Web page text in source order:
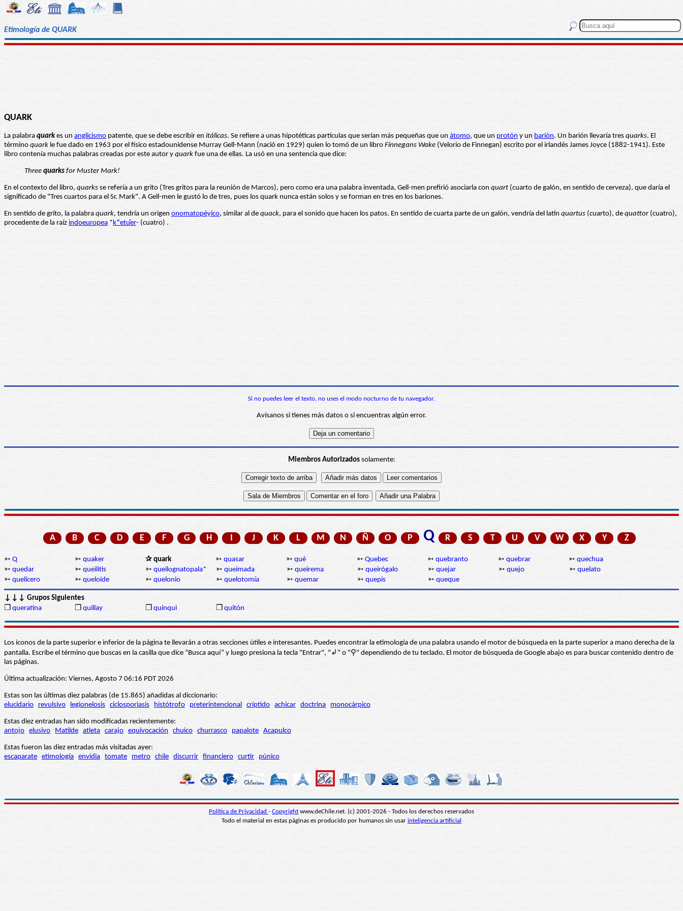
Etimología de QUARK
QUARK
La palabra quarkes un anglicismo patente, que se debe escribir en itálicas. Se refiere a unas hipotéticas partículas que serían más pequeñas que un átomo, que un protón y un barión. Un barión llevaría tres quarks. El
término quark le fue dado en 1963 por el físico estadounidense Murray Gell-Mann (nació en 1929) quien lo tomó de un libro Finnegans Wake (Velorio de Finnegan) escrito por el irlandés James Joyce (1882-1941). Este
libro contenía muchas palabras creadas por este autor y quark fue una de ellas. La usó en una sentencia que dice:
Three quarks for Muster Mark!
En el contexto del libro, quarks se refería a un grito (Tres gritos para la reunión de Marcos), pero como era una palabra inventada, Gell-men prefirió asociarla con quart (cuarto de galón, en sentido de cerveza), que daría el
significado de "Tres cuartos para el Sr. Mark". A Gell-men le gustó lo de tres, pues los quark nunca están solos y se forman en tres en los bariones.
En sentido de grito, la palabra quark, tendría un origen onomatopéyico, similar al de quack, para el sonido que hacen los patos. En sentido de cuarta parte de un galón, vendría del latín quartus (cuarto), de quattor(cuatro),
procedente de la raíz indoeuropea *kʷetu̯er- (cuatro) .
Si no puedes leer el texto, no uses el modo nocturno de tu navegador.
Avísanos si tienes más datos o si encuentras algún error.
Miembros Autorizadossolamente:
A B C D E F G H I J K L M N Ñ O P Q R S T U V W X Y Z
➳ Q ➳ quaker ✰ quark ➳ quasar ➳ qué ➳ Quebec ➳ quebranto ➳ quebrar ➳ quechua
➳ quedar ➳ queilitis ➳ queilognatopala* ➳ queimada ➳ queirema ➳ queirógalo ➳ quejar ➳ quejo ➳ quelato
➳ quelícero ➳ queloide ➳ quelonio ➳ quelotomía ➳ quemar ➳ quepis ➳ queque
↓↓↓ Grupos Siguientes
❒ queratina ❒ quillay ❒ quinqui ❒ quitón
Los iconos de la parte superior e inferior de la página te llevarán a otras secciones útiles e interesantes. Puedes encontrar la etimología de una palabra usando el motor de búsqueda en la parte superior a mano derecha de la
pantalla. Escribe el término que buscas en la casilla que dice “Busca aquí” y luego presiona la tecla "Entrar", "↲" o "⚲" dependiendo de tu teclado. El motor de búsqueda de Google abajo es para buscar contenido dentro de
las páginas.
Última actualización: Viernes, Agosto 7 06:16 PDT 2026
Estas son las últimas diez palabras (de 15.865) añadidas al diccionario:
elucidario
revulsivo legionelosis ciclosporiasis histótrofo preterintencional críptido achicar doctrina monocárpico
Estas diez entradas han sido modificadas recientemente:
antojo elusivo Matilde atleta carajo equivocación chuico churrasco papalote Acapulco
Estas fueron las diez entradas más visitadas ayer:
escaparate etimología envidia tomate metro chile discurrir financiero curtir púnico
Política de Privacidad - Copyright www.deChile.net. (c) 2001-2026 - Todos los derechos reservados
Todo el material en estas páginas es producido por humanos sin usar inteligencia artificial